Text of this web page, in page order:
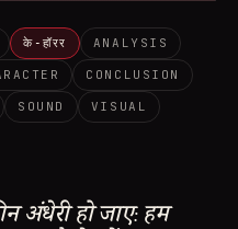
के‑हॉरर ANALYSIS
CONCLUSION
SOUND VISUAL
अंधेरी हो जाए: हम